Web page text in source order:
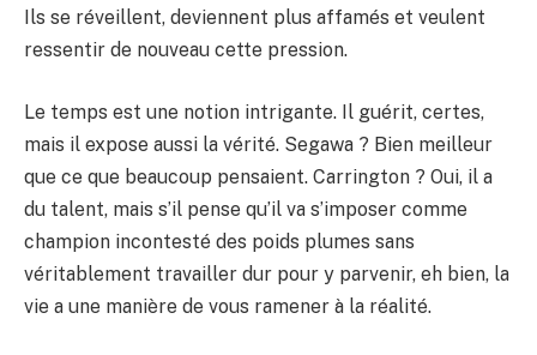
Ils se réveillent, deviennent plus affamés et veulent
ressentir de nouveau cette pression.
Le temps est une notion intrigante. Il guérit, certes,
mais il expose aussi la vérité. Segawa ? Bien meilleur
que ce que beaucoup pensaient. Carrington ? Oui, il a
du talent, mais s’il pense qu’il va s’imposer comme
champion incontesté des poids plumes sans
véritablement travailler dur pour y parvenir, eh bien, la
vie a une manière de vous ramener à la réalité.